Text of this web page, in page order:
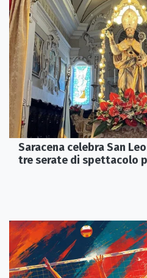
Saracena celebra San
tre serate di spettacolo